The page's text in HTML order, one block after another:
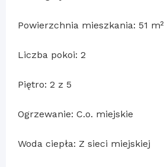
Powierzchnia mieszkania: 51 m²
Liczba pokoi: 2
Piętro: 2 z 5
Ogrzewanie: C.o. miejskie
Woda ciepła: Z sieci miejskiej